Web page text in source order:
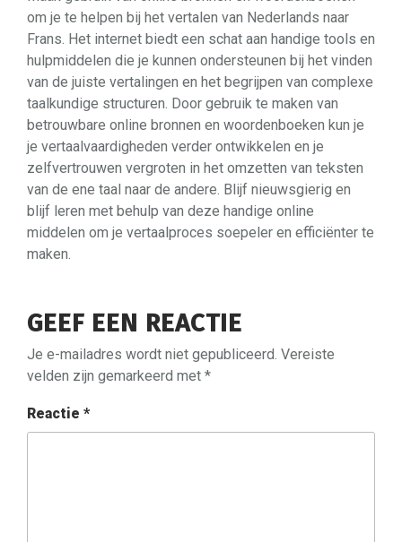
om je te helpen bij het vertalen van Nederlands naar
Frans. Het internet biedt een schat aan handige tools en
hulpmiddelen die je kunnen ondersteunen bij het vinden
van de juiste vertalingen en het begrijpen van complexe
taalkundige structuren. Door gebruik te maken van
betrouwbare online bronnen en woordenboeken kun je
je vertaalvaardigheden verder ontwikkelen en je
zelfvertrouwen vergroten in het omzetten van teksten
van de ene taal naar de andere. Blijf nieuwsgierig en
blijf leren met behulp van deze handige online
middelen om je vertaalproces soepeler en efficiënter te
maken.
GEEF EEN REACTIE
Je e-mailadres wordt niet gepubliceerd. Vereiste
velden zijn gemarkeerd met *
Reactie *